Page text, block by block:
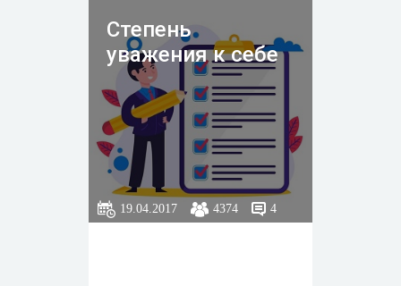
Степень
уважения к себе
19.04.2017 4374 4